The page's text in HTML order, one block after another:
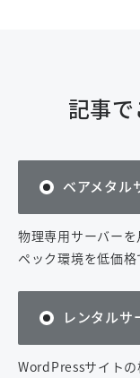
記事
ベアメタル
物理専用サーバー
ペック環境を低価格
レンタルサ
WordPressサイト